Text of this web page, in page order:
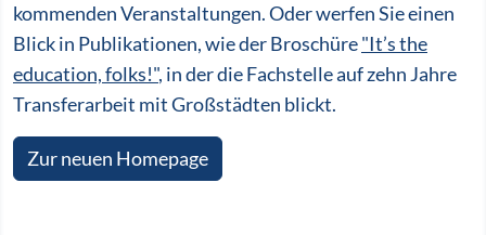
kommenden Veranstaltungen. Oder werfen Sie einen
Blick in Publikationen, wie der Broschüre"It’s the
education, folks!", in der die Fachstelle auf zehn Jahre
Transferarbeit mit Großstädten blickt.
Zur neuen Homepage